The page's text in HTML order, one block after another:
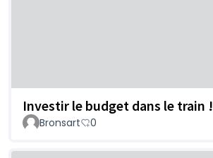
Investir le budget dans le train !
Bronsart 0